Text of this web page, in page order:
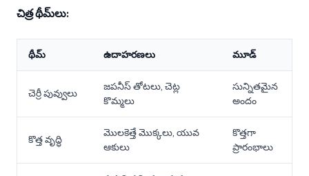
చిత్ర థీమ్‌లు:
థీమ్ ఉదాహరణలు మూడ్
చెర్రీ పువ్వులు
జపనీస్ తోటలు, చెట్ల
కొమ్మలు
సున్నితమైన
అందం
కొత్త వృద్ధి
మొలకెత్తే మొక్కలు, యువ
ఆకులు
కొత్తగా
ప్రారంభాలు